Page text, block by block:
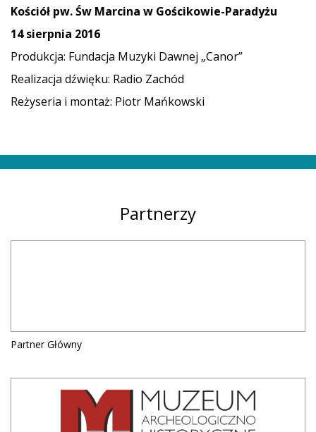
Kościół pw. Św Marcina w Gościkowie-Paradyżu
14 sierpnia 2016
Produkcja: Fundacja Muzyki Dawnej „Canor”
Realizacja dźwięku: Radio Zachód
Reżyseria i montaż: Piotr Mańkowski
Partnerzy
Partner Główny